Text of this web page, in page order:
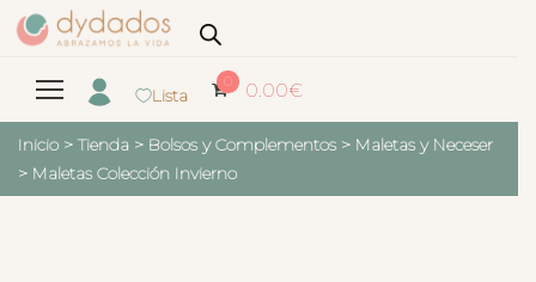
Lista
0 0.00€
Inicio > Tienda > Bolsos y Complementos > Maletas y Neceser
> Maletas Colección Invierno